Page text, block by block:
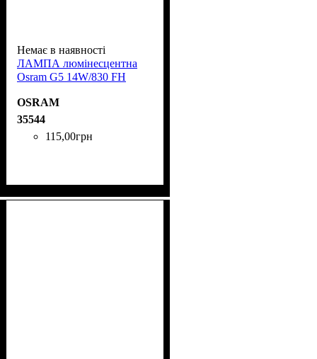
Немає в наявності
ЛАМПА люмінесцентна
Osram G5 14W/830 FH
OSRAM
35544
115,00грн